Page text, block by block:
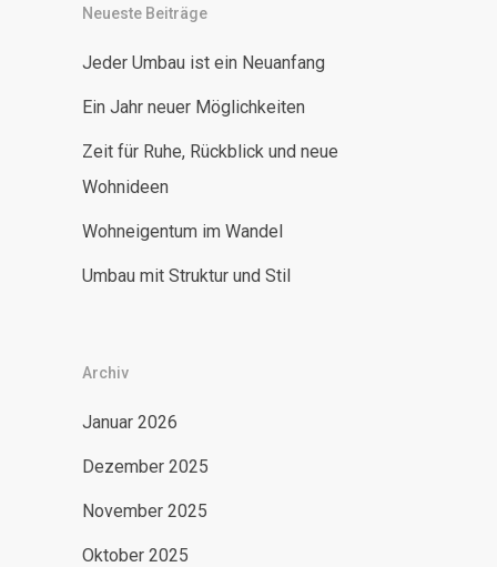
Neueste Beiträge
Jeder Umbau ist ein Neuanfang
Ein Jahr neuer Möglichkeiten
Zeit für Ruhe, Rückblick und neue
Wohnideen
Wohneigentum im Wandel
Umbau mit Struktur und Stil
Archiv
Januar 2026
Dezember 2025
November 2025
Oktober 2025